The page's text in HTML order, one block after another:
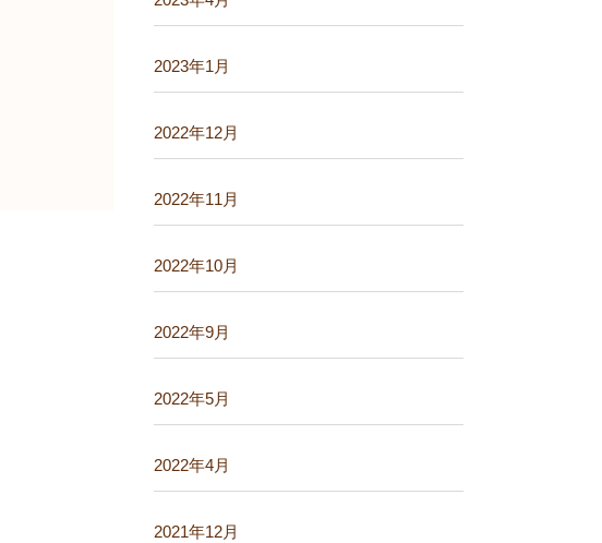
2023年1月
2022年12月
2022年11月
2022年10月
2022年9月
2022年5月
2022年4月
2021年12月